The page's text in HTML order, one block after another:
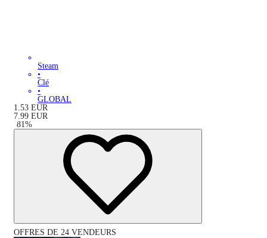
Steam
•
Clé
•
GLOBAL
1.53 EUR
7.99 EUR
-81%
OFFRES DE 24 VENDEURS